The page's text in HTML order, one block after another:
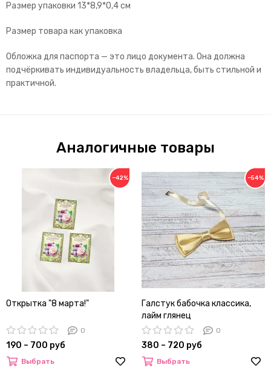
Размер упаковки 13*8,9*0,4 см
Размер товара как упаковка
Обложка для паспорта — это лицо документа. Она должна
подчёркивать индивидуальность владельца, быть стильной и
практичной.
Аналогичные товары
−42%
Открытка "8 марта!"
0
190 – 700 руб
Выбрать
−54%
Галстук бабочка классика,
лайм глянец
0
380 – 720 руб
Выбрать